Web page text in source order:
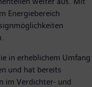
Energiebereich
in erheblichem Umfang
und hat bereits
im Verdichter- und